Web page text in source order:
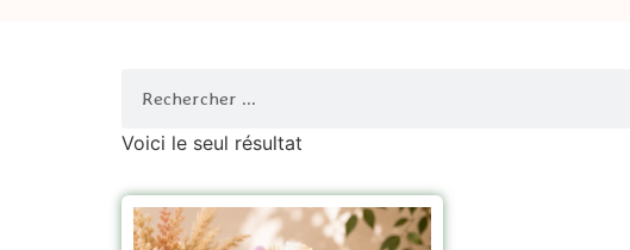
Voici le seul résultat